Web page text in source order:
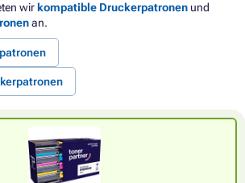
wir kompatible Druckerpatronen und
an.